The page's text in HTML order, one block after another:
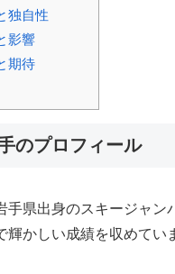
独自性
影響
期待
のプロフィール
手県出身のスキージャン
輝かしい成績を収めてい